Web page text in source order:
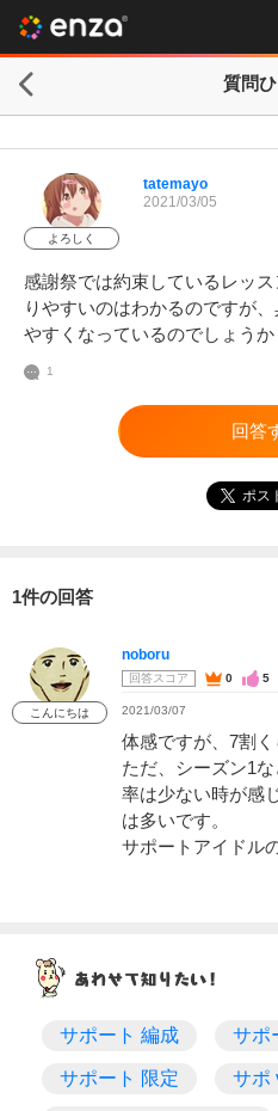
質問
よろしく
tatemayo
2021/03/05
感謝祭では約束しているレッ
りやすいのはわかるのですが
やすくなっているのでしょうか
1
回答
ポス
1件の回答
こんにちは
noboru
回答スコア 0 5
2021/03/07
体感ですが、7割く
ただ、シーズン1
率は少ない時が感
は多いです。
サポートアイドル
サポート 編成 サポ
サポート 限定 サポ